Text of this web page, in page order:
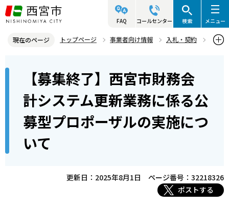
こ
の
ジ
FAQ コールセンター 検索 メニュー
現在のページ トップページ 事業者向け情報
入札・契約
プロポーザル等公募情報
ザルの実施について
【募集終了】西宮市財務会
計システム更新業務に係る公
募型プロポーザルの実施につ
いて
更新日：2025年8月1日
ページ番号：32218326
ポストする